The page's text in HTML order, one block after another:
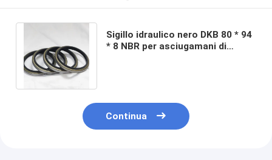
Sigillo idraulico nero DKB 80 * 94
* 8 NBR per asciugamani di
Continua